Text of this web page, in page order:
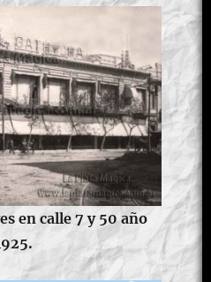
en calle 7 y 50 año